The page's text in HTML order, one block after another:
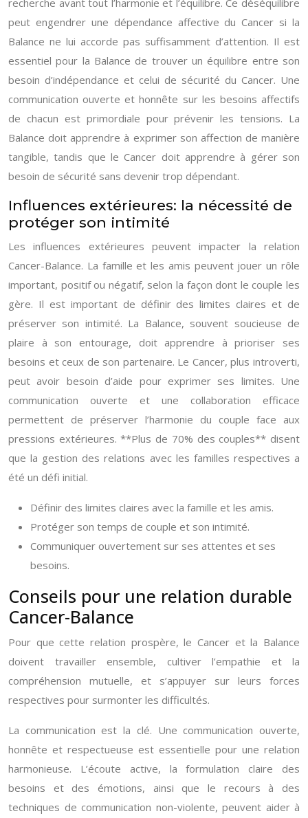
peut engendrer une dépendance affective du Cancer si la
Balance ne lui accorde pas suffisamment d’attention. Il est
essentiel pour la Balance de trouver un équilibre entre son
besoin d’indépendance et celui de sécurité du Cancer. Une
communication ouverte et honnête sur les besoins affectifs
de chacun est primordiale pour prévenir les tensions. La
Balance doit apprendre à exprimer son affection de manière
tangible, tandis que le Cancer doit apprendre à gérer son
besoin de sécurité sans devenir trop dépendant.
Influences extérieures: la nécessité de
protéger son intimité
Les influences extérieures peuvent impacter la relation
Cancer-Balance. La famille et les amis peuvent jouer un rôle
important, positif ou négatif, selon la façon dont le couple les
gère. Il est important de définir des limites claires et de
préserver son intimité. La Balance, souvent soucieuse de
plaire à son entourage, doit apprendre à prioriser ses
besoins et ceux de son partenaire. Le Cancer, plus introverti,
peut avoir besoin d’aide pour exprimer ses limites. Une
communication ouverte et une collaboration efficace
permettent de préserver l’harmonie du couple face aux
pressions extérieures. **Plus de 70% des couples** disent
que la gestion des relations avec les familles respectives a
été un défi initial.
Définir des limites claires avec la famille et les amis.
Protéger son temps de couple et son intimité.
Communiquer ouvertement sur ses attentes et ses
besoins.
Conseils pour une relation durable
Cancer-Balance
Pour que cette relation prospère, le Cancer et la Balance
doivent travailler ensemble, cultiver l’empathie et la
compréhension mutuelle, et s’appuyer sur leurs forces
respectives pour surmonter les difficultés.
La communication est la clé. Une communication ouverte,
honnête et respectueuse est essentielle pour une relation
harmonieuse. L’écoute active, la formulation claire des
besoins et des émotions, ainsi que le recours à des
techniques de communication non-violente, peuvent aider à